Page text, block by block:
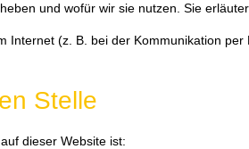
und wofür wir sie nutzen. Sie
Internet (z. B. bei der Kommunikation
Stelle
dieser Website ist: